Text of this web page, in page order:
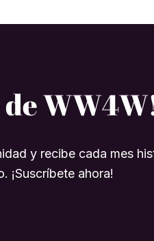
de
y recibe cada mes
¡Suscríbete ahora!